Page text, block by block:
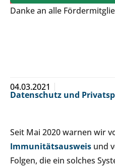
Danke an alle
04.03.2021
Datenschutz und
Seit Mai 2020 warnen wir
Immunitätsausweis und
Folgen, die ein solches